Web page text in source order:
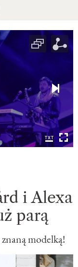
i Alexa
parą
modelką!